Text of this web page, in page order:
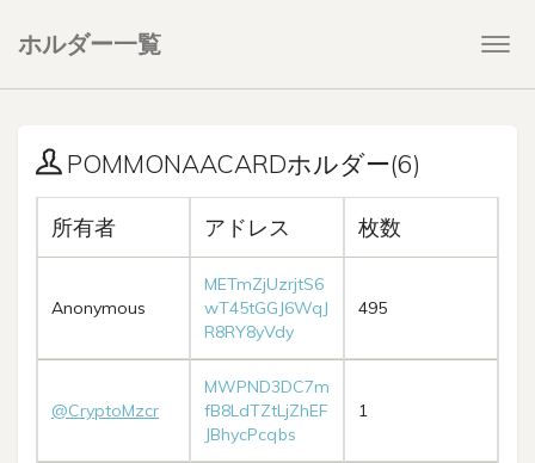
ホルダー一覧
POMMONAACARDホルダー(6)
所有者 アドレス 枚数
Anonymous
METmZjUzrjtS6
wT45tGGJ6WqJ
R8RY8yVdy
495
@CryptoMzcr
MWPND3DC7m
fB8LdTZtLjZhEF
JBhycPcqbs
1